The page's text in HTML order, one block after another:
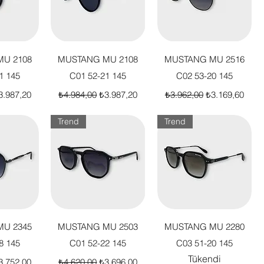
2108
145
Fiyat
Hızlı Bakış
MUSTANG MU 2108
C01 52-21 145
Normal Fiyat
₺4.984,00İndirimli Fiyat
₺3.987,20
Hızlı Bakış
MUSTANG MU 2516
C02 53-20 145
Normal Fiyat
₺3.962,00 İndirimli Fiyat
₺3.169,60
2345
145
Fiyat
Hızlı Bakış
Trend
MUSTANG MU 2503
C01 52-22 145
Normal Fiyatİndirimli Fiyat
Hızlı Bakış
Trend
MUSTANG MU 2280
C03 51-20 145
Tükendi